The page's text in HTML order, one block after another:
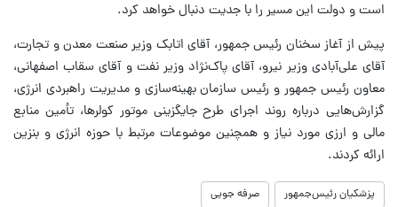
است و دولت این مسیر را با جدیت دنبال خواهد کرد.
پیش از آغاز سخنان رئیس جمهور، آقای اتابک وزیر صنعت معدن و تجارت،
آقای علی‌آبادی وزیر نیرو، آقای پاک‌نژاد وزیر نفت و آقای سقاب اصفهانی،
معاون رئیس جمهور و رئیس سازمان بهینه‌سازی و مدیریت راهبردی انرژی،
گزارش‌هایی درباره روند اجرای طرح جایگزینی موتور کولرها، تأمین منابع
مالی و ارزی مورد نیاز و همچنین موضوعات مرتبط با حوزه انرژی و بنزین
ارائه کردند.
پزشکیان رئیس‌جمهور صرفه جویی